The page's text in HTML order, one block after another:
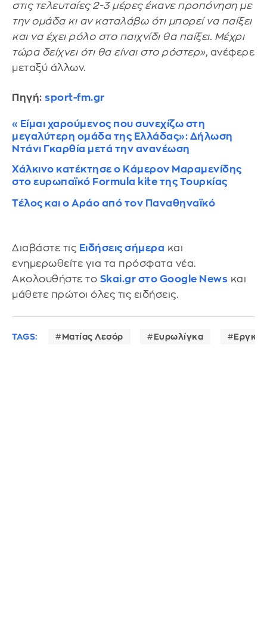
στις τελευταίες 2-3 μέρες έκανε προπόνηση με
την ομάδα κι αν καταλάβω ότι μπορεί να παίξει
και να έχει ρόλο στο παιχνίδι θα παίξει. Μέχρι
τώρα δείχνει ότι θα είναι στο ρόστερ», ανέφερε
μεταξύ άλλων.
Πηγή: sport-fm.gr
«Είμαι χαρούμενος που συνεχίζω στη
μεγαλύτερη ομάδα της Ελλάδας»: Δήλωση
Ντάνι Γκαρθία μετά την ανανέωση
Χάλκινο κατέκτησε ο Κάμερον Μαραμενίδης
στο ευρωπαϊκό Formula kite της Τουρκίας
Τέλος και ο Αράο από τον Παναθηναϊκό
Διαβάστε τις Ειδήσεις σήμερα και
ενημερωθείτε για τα πρόσφατα νέα.
Ακολουθήστε το Skai.gr στο Google News και
μάθετε πρώτοι όλες τις ειδήσεις.
TAGS: Ματίας Λεσόρ Ευρωλίγκα